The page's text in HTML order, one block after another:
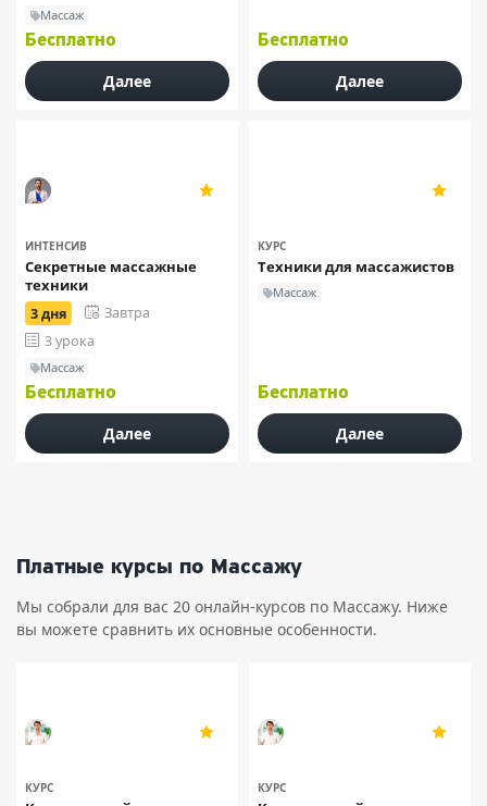
Массаж
Бесплатно
Далее
Бесплатно
Далее
ИНТЕНСИВ
Секретные массажные
техники
3 дня
Завтра
3 урока
Массаж
Бесплатно
Далее
КУРС
Техники для массажистов
Массаж
Бесплатно
Далее
Платные курсы по Массажу
Мы собрали для вас 20 онлайн-курсов по Массажу. Ниже
вы можете сравнить их основные особенности.
КУРС КУРС